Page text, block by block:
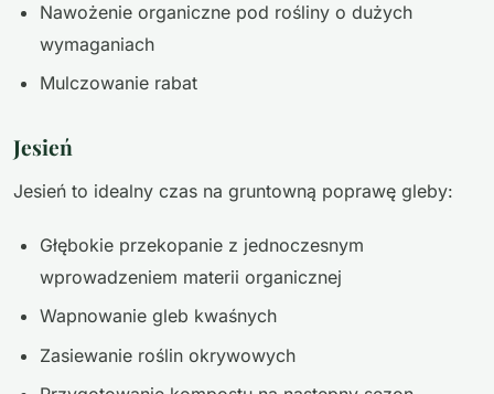
Nawożenie organiczne pod rośliny o dużych
wymaganiach
Mulczowanie rabat
Jesień
Jesień to idealny czas na gruntowną poprawę gleby:
Głębokie przekopanie z jednoczesnym
wprowadzeniem materii organicznej
Wapnowanie gleb kwaśnych
Zasiewanie roślin okrywowych